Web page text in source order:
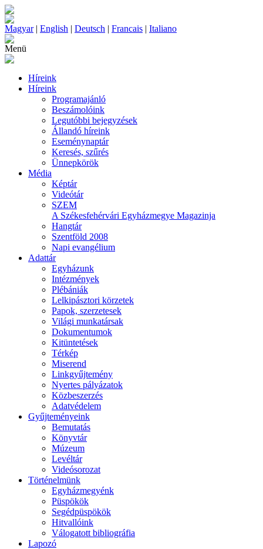
Magyar| English | Deutsch | Francais | Italiano
Menü
Híreink
Híreink
Programajánló
Beszámolóink
Legutóbbi bejegyzések
Állandó híreink
Eseménynaptár
Keresés, szűrés
Ünnepkörök
Média
Képtár
Videótár
SZEM
A Székesfehérvári Egyházmegye Magazinja
Hangtár
Szentföld 2008
Napi evangélium
Adattár
Egyházunk
Intézmények
Plébániák
Lelkipásztori körzetek
Papok, szerzetesek
Világi munkatársak
Dokumentumok
Kitüntetések
Térkép
Miserend
Linkgyűjtemény
Nyertes pályázatok
Közbeszerzés
Adatvédelem
Gyűjteményeink
Bemutatás
Könyvtár
Múzeum
Levéltár
Videósorozat
Történelmünk
Egyházmegyénk
Püspökök
Segédpüspökök
Hitvallóink
Válogatott bibliográfia
Lapozó